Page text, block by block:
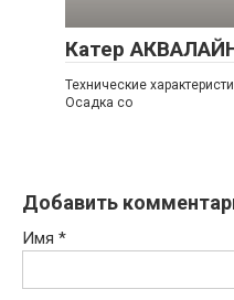
Катер
Технические
Осадка со
Добавить
Имя *